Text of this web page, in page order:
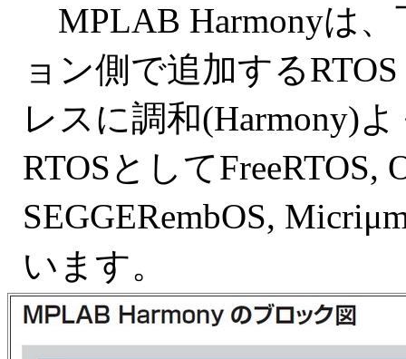
MPLAB Harmonyは
ョン側で追加する
レスに調和(Harmony)
RTOSとしてFreeRTOS,
SEGGERembOS,
います。